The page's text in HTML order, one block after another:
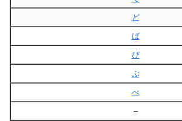
ど
ば
び
ぶ
べ
–